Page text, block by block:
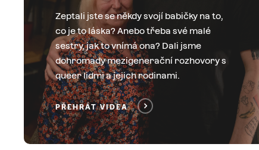
Zeptali jste se někdy svojí babičky na to,
co je to láska? Anebo třeba své malé
sestry, jak to vnímá ona? Dali jsme
dohromady mezigenerační rozhovory s
queer lidmi a jejich rodinami.
PŘEHRÁT VIDEA